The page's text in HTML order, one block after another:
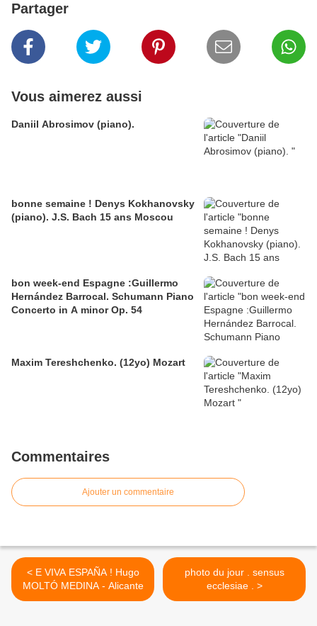
Partager
Vous aimerez aussi
Daniil Abrosimov (piano).
bonne semaine ! Denys Kokhanovsky
(piano). J.S. Bach 15 ans Moscou
bon week-end Espagne :Guillermo
Hernández Barrocal. Schumann Piano
Concerto in A minor Op. 54
Maxim Tereshchenko. (12yo) Mozart
Commentaires
Ajouter un commentaire
< E VIVA ESPAÑA ! Hugo
MOLTÓ MEDINA - Alicante
photo du jour . sensus
ecclesiae . >